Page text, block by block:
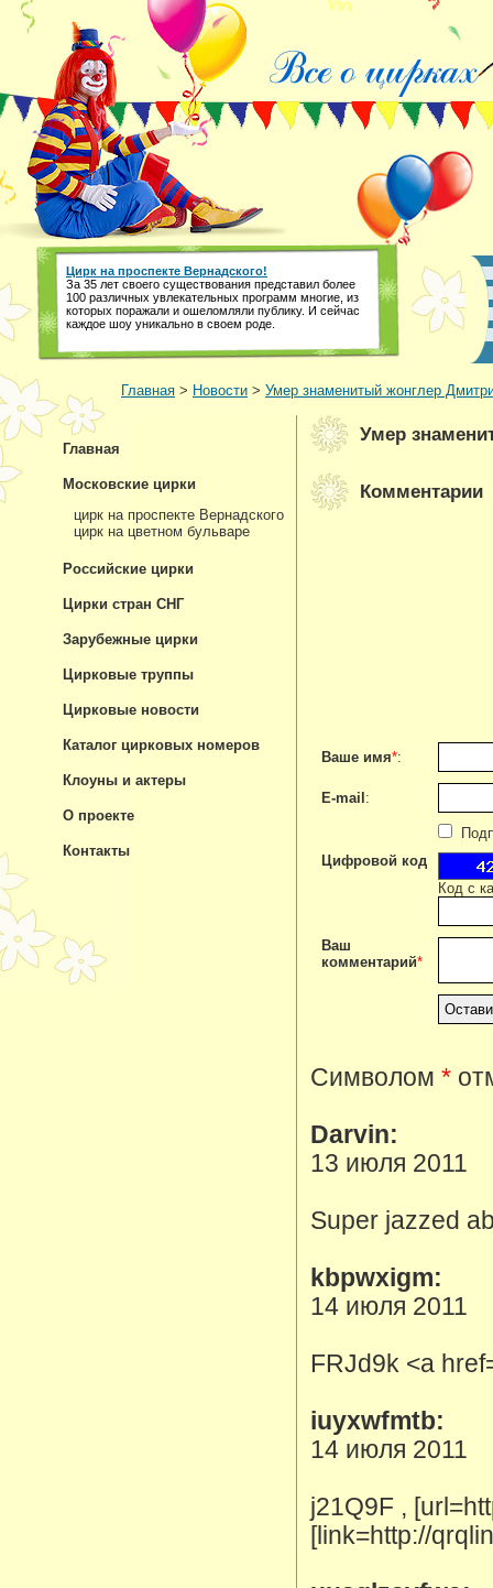
Цирк на проспекте Вернадского!
За 35 лет своего существования представил более
100 различных увлекательных программ многие, из
которых поражали и ошеломляли публику. И сейчас
каждое шоу уникально в своем роде.
Главная > Новости > Умер знаменитый жонглер
Умер
Комментарии
Ваше имя*:
E-mail :
Цифровой код
Код с
Ваш
комментарий*
Символом *
Darvin:
13 июля 2011
Super jazzed
kbpwxigm:
14 июля 2011
FRJd9k <a
iuyxwfmtb:
14 июля 2011
j21Q9F ,
[link=http://
Главная
Московские цирки
цирк на проспекте Вернадского
цирк на цветном бульваре
Российские цирки
Цирки стран СНГ
Зарубежные цирки
Цирковые труппы
Цирковые новости
Каталог цирковых номеров
Клоуны и актеры
О проекте
Контакты